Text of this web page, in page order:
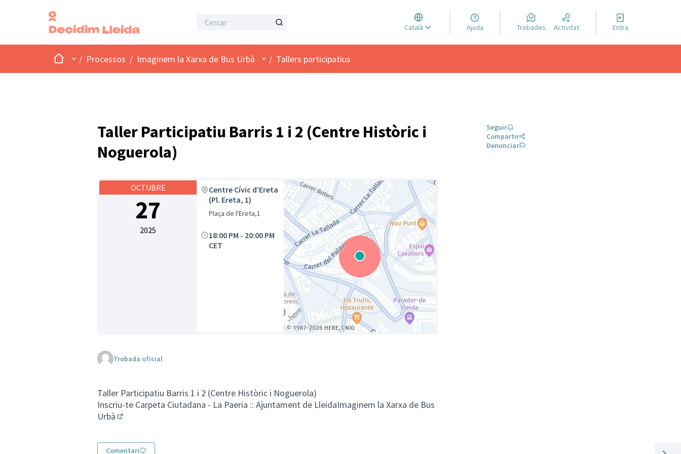
Català
Triar la llengua
Elegir el idioma
Ajuda Trobades Activitat Entra
Inici Menú principal
/ Processos / Imaginem la Xarxa de Bus Urbà Menú d'usuari
/ Tallers participatius
Taller Participatiu Barris 1 i 2 (Centre Històric i
Noguerola)
OCTUBRE
27
2025
Centre Cívic d’Ereta
(Pl. Ereta, 1)
Plaça de l'Ereta,1
18:00 PM - 20:00 PM
CET
Trobada oficial
Taller Participatiu Barris 1 i 2 (Centre Històric i Noguerola)
Inscriu-te Carpeta Ciutadana - La Paeria :: Ajuntament de LleidaImaginem la Xarxa de Bus
Urbà
Comentari
Seguir
Compartir
Denunciar